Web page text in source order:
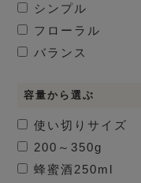
シンプル
フローラル
バランス
容量から選ぶ
使い切りサイズ
200～350g
蜂蜜酒 250ml